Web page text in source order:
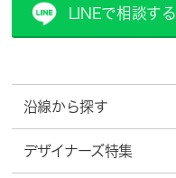
LINEで相談する
沿線から探す
デザイナーズ特集